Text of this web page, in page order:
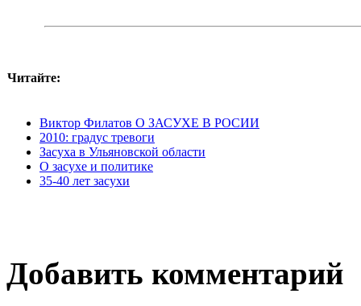
Читайте:
Виктор Филатов О ЗАСУХЕ В РОСИИ
2010: градус тревоги
Засуха в Ульяновской области
О засухе и политике
35-40 лет засухи
Добавить комментарий